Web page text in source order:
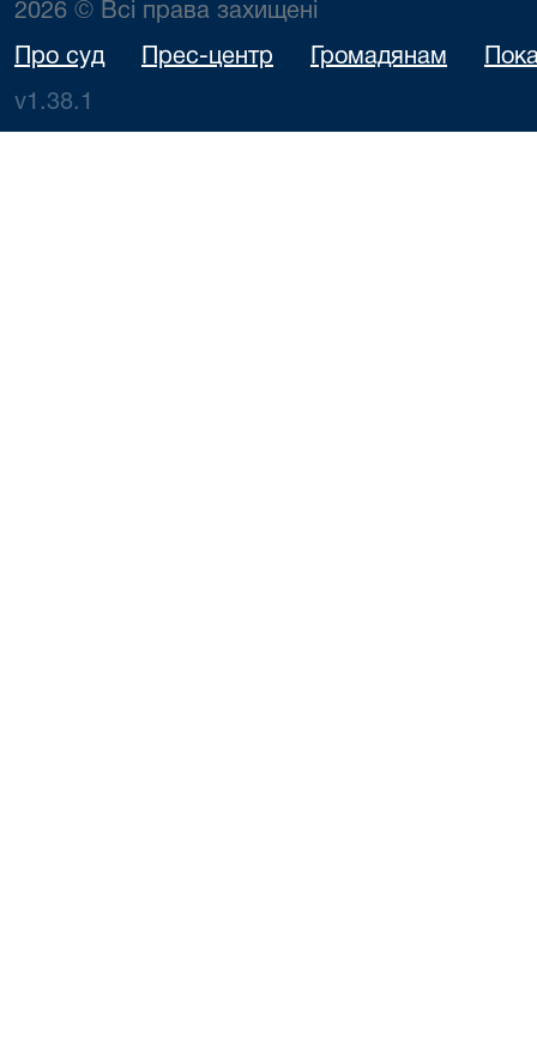
2026 © Всі права захищені
Про суд Прес-центр Громадянам
v1.38.1